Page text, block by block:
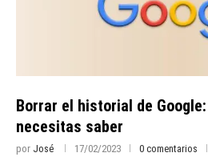
Borrar el historial de
necesitas saber
por José 17/02/2023 0 comentarios